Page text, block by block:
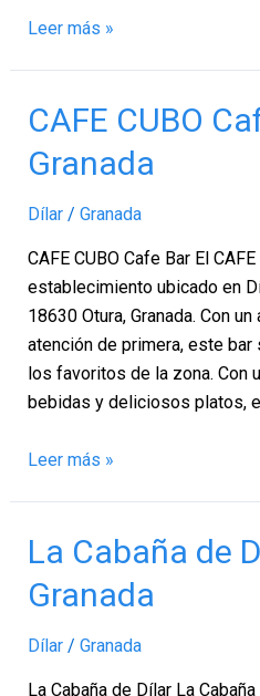
Leer más »
CAFE CUBO
Granada
Dílar/ Granada
CAFE CUBO Cafe Bar El
establecimiento ubicado en
18630 Otura, Granada. Con
atención de primera, este
los favoritos de la zona. Con
bebidas y deliciosos platos,
CAFE
Cafe
Dílar
–
Granada
Leer más »
La Cabaña de
Granada
Dílar/ Granada
La Cabaña de Dílar La
La
Cabaña
de
Dílar
–